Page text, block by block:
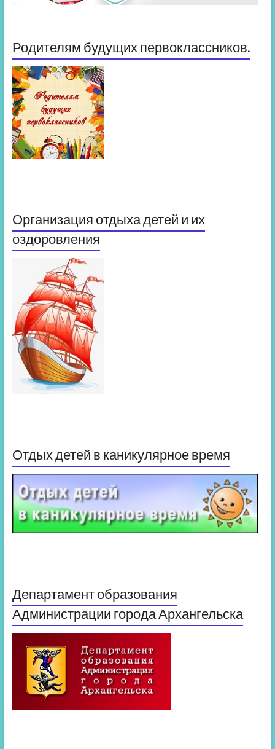
Родителям будущих первоклассников.
Организация отдыха детей и их
оздоровления
Отдых детей в каникулярное время
Департамент образования
Администрации города Архангельска